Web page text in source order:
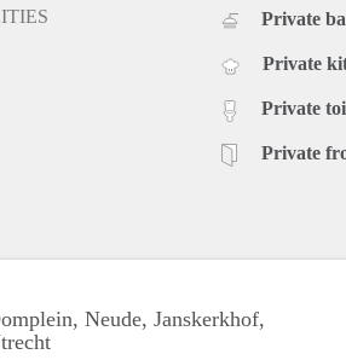
Private
Private
Private
Private
Neude, Janskerkhof,